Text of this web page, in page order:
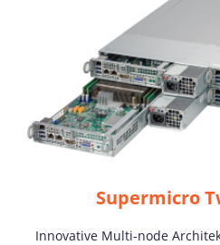
Supermicro
Innovative Multi-node